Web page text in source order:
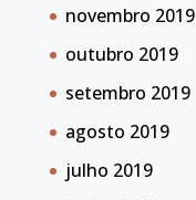
novembro 2019
outubro 2019
setembro 2019
agosto 2019
julho 2019